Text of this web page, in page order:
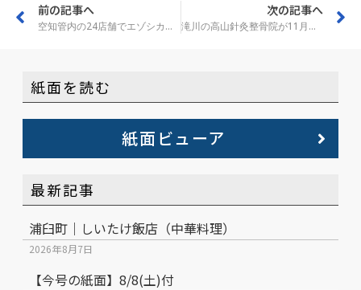
前の記事へ
空知管内の24店舗でエゾシカフェア
次の記事へ
滝川の高山針灸整骨院が11月から新体制
紙面を読む
紙面ビューア
最新記事
浦臼町｜しいたけ飯店（中華料理）
2026年8月7日
【今号の紙面】8/8(土)付